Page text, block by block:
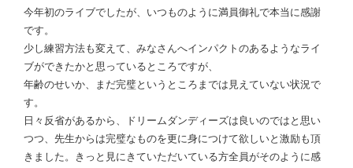
今年初のライブでしたが、いつものように満員御礼で本当に感謝
です。
少し練習方法も変えて、みなさんへインパクトのあるようなライ
ブができたかと思っているところですが、
年齢のせいか、まだ完璧というところまでは見えていない状況で
す。
日々反省があるから、ドリームダンディーズは良いのではと思い
つつ、先生からは完璧なものを更に身につけて欲しいと激励も頂
きました。きっと見にきていただいている方全員がそのように感